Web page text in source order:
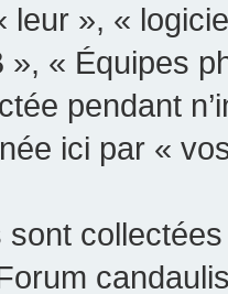
leur », «
« Équipes
pendant
ici par «
sont